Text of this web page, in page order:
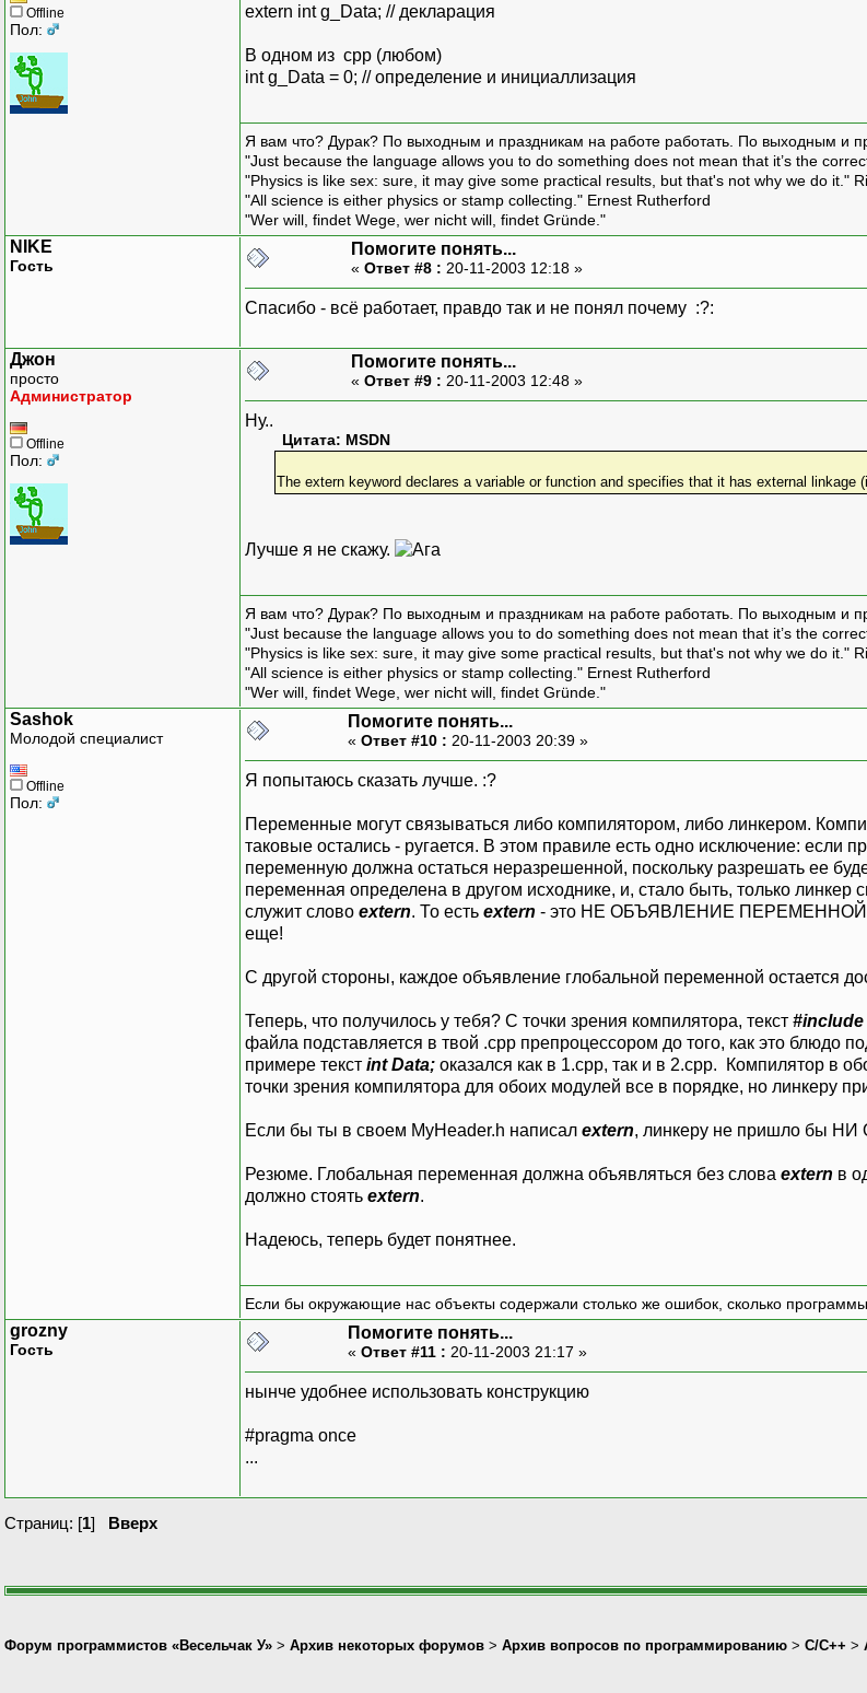
Offline
Пол:
extern int g_Data; // декларация
В одном из срр (любом)
int g_Data = 0; // определение и инициаллизация
Я вам что? Дурак? По выходным и праздникам на работе работать. По выходным и
"Just because the language allows you to do something does not mean that it’s the
"Physics is like sex: sure, it may give some practical results, but that's not why we do it."
"All science is either physics or stamp collecting." Ernest Rutherford
"Wer will, findet Wege, wer nicht will, findet Gründe."
NIKE
Гость
Помогите понять...
« Ответ #8 : 20-11-2003 12:18 »
Спасибо - всё работает, правдо так и не понял почему :?:
Джон
просто
Администратор
Offline
Пол:
Помогите понять...
« Ответ #9 : 20-11-2003 12:48 »
Ну..
Цитата: MSDN
The extern keyword declares a variable or function and specifies that it has external
Лучше я не скажу.
Я вам что? Дурак? По выходным и праздникам на работе работать. По выходным и
"Just because the language allows you to do something does not mean that it’s the
"Physics is like sex: sure, it may give some practical results, but that's not why we do it."
"All science is either physics or stamp collecting." Ernest Rutherford
"Wer will, findet Wege, wer nicht will, findet Gründe."
Sashok
Молодой специалист
Offline
Пол:
Помогите понять...
« Ответ #10 : 20-11-2003 20:39 »
Я попытаюсь сказать лучше. :?
Переменные могут связываться либо компилятором, либо линкером.
таковые остались - ругается. В этом правиле есть одно исключение: если
переменную должна остаться неразрешенной, поскольку разрешать ее
переменная определена в другом исходнике, и, стало быть, только
служит слово extern. То есть extern - это НЕ ОБЪЯВЛЕНИЕ ПЕРЕМЕННОЙ, а
еще!
С другой стороны, каждое объявление глобальной переменной остается
Теперь, что получилось у тебя? С точки зрения компилятора, текст
файла подставляется в твой .срр препроцессором до того, как это блюдо
примере текст int Data; оказался как в 1.срр, так и в 2.срр. Компилятор в
точки зрения компилятора для обоих модулей все в порядке, но линкеру
Если бы ты в своем MyHeader.h написал extern, линкеру не пришло бы НИ
Резюме. Глобальная переменная должна объявляться без слова extern в
должно стоять extern.
Надеюсь, теперь будет понятнее.
Если бы окружающие нас объекты содержали столько же ошибок, сколько
grozny
Гость
Помогите понять...
« Ответ #11 : 20-11-2003 21:17 »
нынче удобнее использовать конструкцию
#pragma once
...
Страниц: [1] Вверх
Форум программистов «Весельчак У» > Архив некоторых форумов > Архив вопросов по программированию > C/C++ >